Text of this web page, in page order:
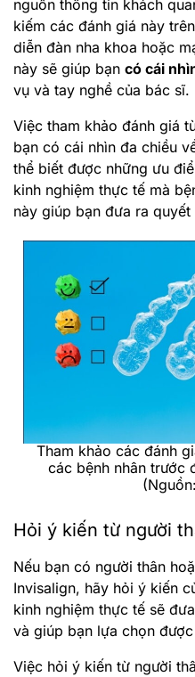
nguồn thông tin khách
kiếm các đánh giá này
diễn đàn nha khoa hoặc
này sẽ giúp bạn có cái
vụ và tay nghề của bác sĩ.
Việc tham khảo đánh giá
bạn có cái nhìn đa chiều
thể biết được những ưu
kinh nghiệm thực tế mà
này giúp bạn đưa ra
Tham khảo các đánh
các bệnh nhân trước
Hỏi ý kiến từ người
Nếu bạn có người thân
Invisalign, hãy hỏi ý kiến
kinh nghiệm thực tế sẽ
và giúp bạn lựa chọn
Việc hỏi ý kiến từ người